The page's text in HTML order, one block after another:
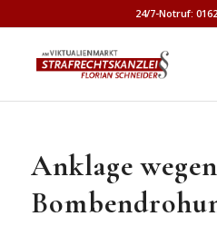
24/7-Notruf:
Anklage wegen